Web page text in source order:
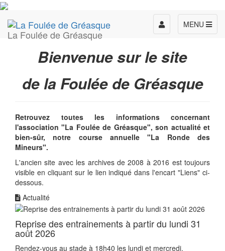
La Foulée de Gréasque
MENU
Toggle
navigation
Bienvenue sur le site
de la Foulée de Gréasque
Retrouvez toutes les informations concernant
l'association "La Foulée de Gréasque", son actualité et
bien-sûr, notre course annuelle "La Ronde des
Mineurs".
L'ancien site avec les archives de 2008 à 2016 est toujours
visible en cliquant sur le lien indiqué dans l'encart "Liens" ci-
dessous.
Actualité
Reprise des entrainements à partir du lundi 31
août 2026
Rendez-vous au stade à 18h40 les lundi et mercredi.